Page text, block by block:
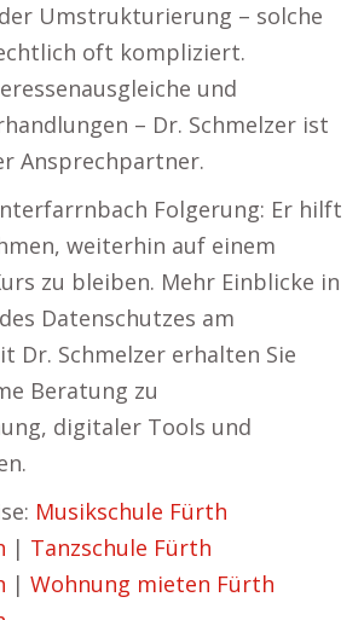
Umstrukturierung – solche
oft kompliziert.
und
– Dr. Schmelzer ist
Ansprechpartner.
Folgerung: Er hilft
weiterhin auf einem
zu bleiben. Mehr Einblicke in
Datenschutzes am
Dr. Schmelzer erhalten Sie
Beratung zu
digitaler Tools und
Musikschule Fürth
| Tanzschule Fürth
| Wohnung mieten Fürth